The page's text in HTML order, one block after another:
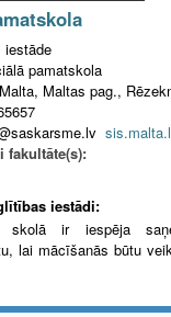
pamatskola
Maltas pag.,
fakultāte(s):
iestādi:
skolā ir iespēja
lai mācīšanās būtu